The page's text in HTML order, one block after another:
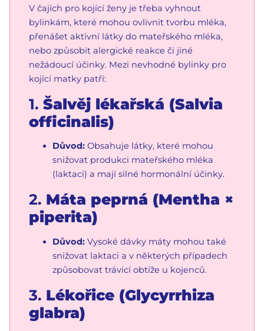
V čajích pro kojící ženy je třeba vyhnout
bylinkám, které mohou ovlivnit tvorbu mléka,
přenášet aktivní látky do mateřského mléka,
nebo způsobit alergické reakce či jiné
nežádoucí účinky. Mezi nevhodné bylinky pro
kojící matky patří:
1. Šalvěj lékařská (Salvia
officinalis)
Důvod: Obsahuje látky, které mohou
snižovat produkci mateřského mléka
(laktaci) a mají silné hormonální účinky.
2. Máta peprná (Mentha ×
piperita)
Důvod: Vysoké dávky máty mohou také
snižovat laktaci a v některých případech
způsobovat trávicí obtíže u kojenců.
3. Lékořice (Glycyrrhiza
glabra)